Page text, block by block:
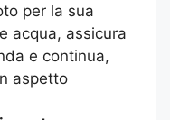
per la sua
acqua, assicura
e continua,
aspetto